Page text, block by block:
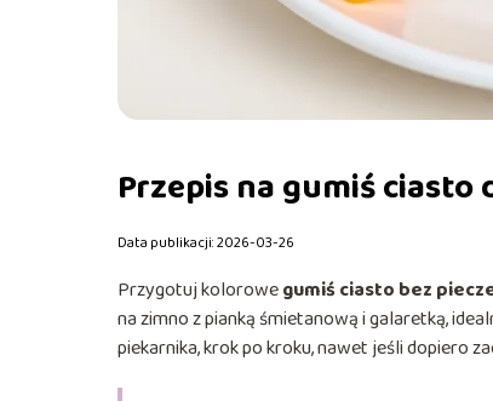
Przepis na gumiś ciasto
Data publikacji: 2026-03-26
Przygotuj kolorowegumiś ciasto bez
na zimno z pianką śmietanową i galaretką,
piekarnika, krok po kroku, nawet jeśli dopiero